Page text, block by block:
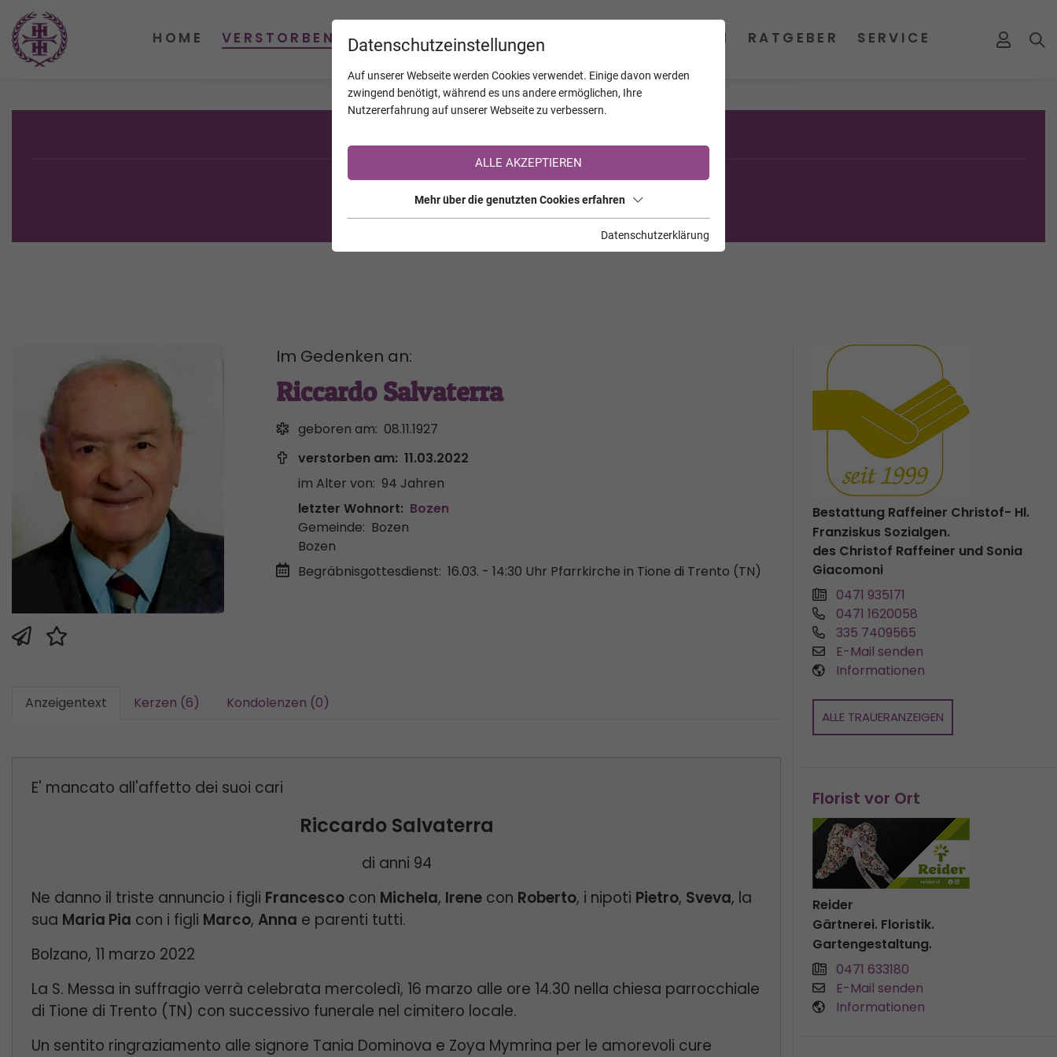
Sie sind noch nicht auf TrauerHilfe.it registriert?
>> zur kostenlosen Registrierung <<
Im Gedenken an:
Riccardo Salvaterra
geboren am: 08.11.1927
verstorben am: 11.03.2022
im Alter von: 94 Jahren
letzter Wohnort: Bozen
Gemeinde: Bozen
Bozen
Begräbnisgottesdienst: 16.03. - 14:30 Uhr Pfarrkirche in Tione di Trento (TN)
Anzeigentext Kerzen (6) Kondolenzen (0)
E' mancato all'affetto dei suoi cari
Riccardo Salvaterra
di anni 94
Ne danno il triste annuncio i figli Francesco con Michela, Irene con Roberto, i nipoti Pietro, Sveva, la
sua Maria Pia con i figli Marco, Anna e parenti tutti.
Bolzano, 11 marzo 2022
La S. Messa in suffragio verrà celebrata mercoledì, 16 marzo alle ore 14.30 nella chiesa parrocchiale
di Tione di Trento (TN) con successivo funerale nel cimitero locale.
Un sentito ringraziamento alle signore Tania Dominova e Zoya Mymrina per le amorevoli cure
Bestattung Raffeiner Christof- Hl.
Franziskus Sozialgen.
des Christof Raffeiner und Sonia
Giacomoni
0471 935171
0471 1620058
335 7409565
E-Mail senden
Informationen
ALLE TRAUERANZEIGEN
Florist vor Ort
Reider
Gärtnerei. Floristik.
Gartengestaltung.
0471 633180
E-Mail senden
Informationen
Datenschutzeinstellungen
Auf unserer Webseite werden Cookies verwendet. Einige davon werden
zwingend benötigt, während es uns andere ermöglichen, Ihre
Nutzererfahrung auf unserer Webseite zu verbessern.
ALLE AKZEPTIEREN
Mehr über die genutzten Cookies erfahren
Datenschutzerklärung
HOME VERSTORBENE KALENDER JAHRESTAGE UNTERNEHMEN RATGEBER SERVICE